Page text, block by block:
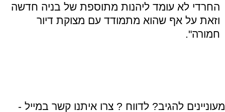
החרדי לא עומד ליהנות מתוספת של בניה חדשה
וזאת על אף שהוא מתמודד עם מצוקת דיור
חמורה".
מעוניינים להגיב? לדווח ? צרו איתנו קשר במייל -